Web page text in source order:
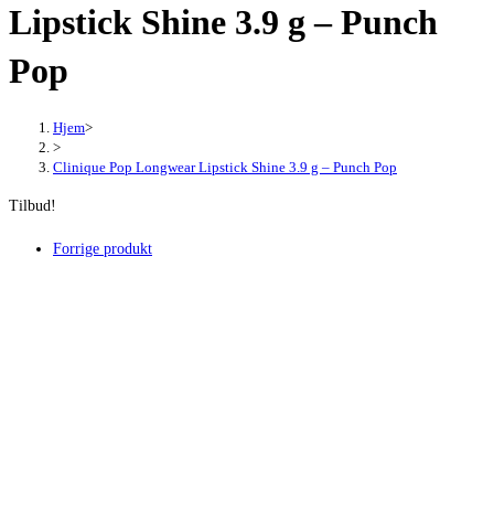
Lipstick Shine 3.9 g – Punch
Pop
Hjem>
>
Clinique Pop Longwear Lipstick Shine 3.9 g – Punch Pop
Tilbud!
Forrige produkt